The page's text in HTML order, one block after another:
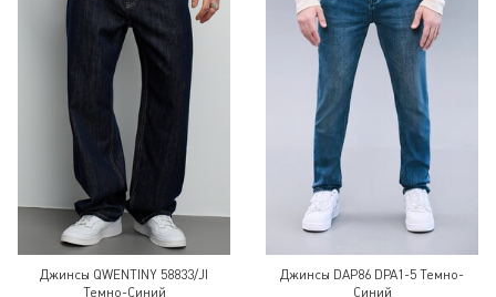
Джинсы QWENTINY 58833/JI
Темно-Синий
Джинсы DAP86 DPA1-5 Темно-
Синий